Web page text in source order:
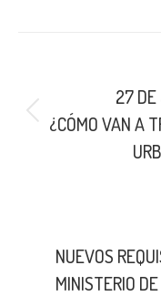
27 DE
¿CÓMO VAN A
NUEVOS
MINISTERIO